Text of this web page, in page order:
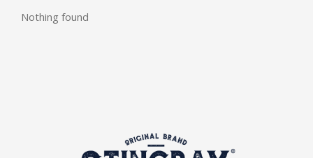
Nothing found